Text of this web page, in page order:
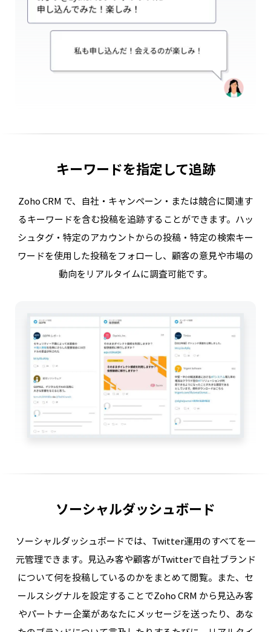
キーワードを指定して追跡
Zoho CRM で、自社・キャンペーン・または競合に関連す
るキーワードを含む投稿を追跡することができます。ハッ
シュタグ・特定のアカウントからの投稿・特定の検索キー
ワードを使用した投稿をフォローし、顧客の意見や市場の
動向をリアルタイムに調査可能です。
ソーシャルダッシュボード
ソーシャルダッシュボードでは、Twitter運用のすべてを一
元管理できます。 見込み客や顧客がTwitterで自社ブランド
について何を投稿しているのかをまとめて閲覧。また、セ
ールスシグナルを設定することでZoho CRM から見込み客
やパートナー企業があなたにメッセージを送ったり、あな